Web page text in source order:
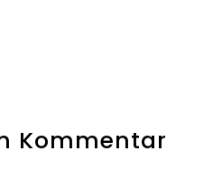
Kommentar